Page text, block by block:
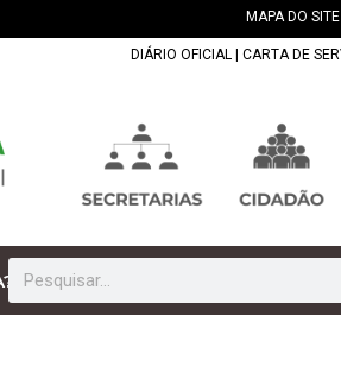
MAPA DO SITE
DIÁRIO OFICIAL CARTA DE